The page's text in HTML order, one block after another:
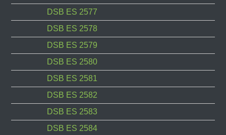
DSB ES 2577
DSB ES 2578
DSB ES 2579
DSB ES 2580
DSB ES 2581
DSB ES 2582
DSB ES 2583
DSB ES 2584